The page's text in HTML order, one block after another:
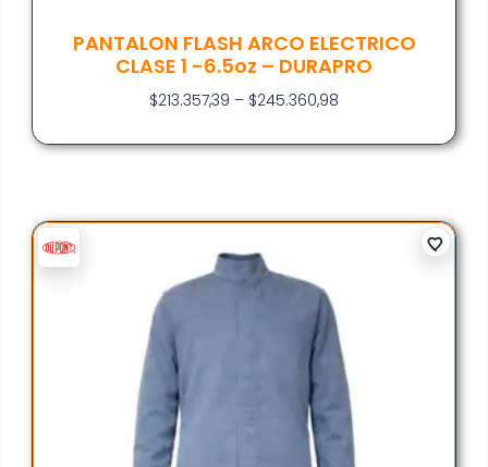
PANTALON FLASH ARCO ELECTRICO
CLASE 1 -6.5oz – DURAPRO
$213.357,39 – $245.360,98